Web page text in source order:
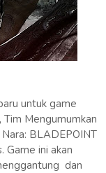
untuk game
Mengumumkan
BLADEPOINT
Game ini akan
dan